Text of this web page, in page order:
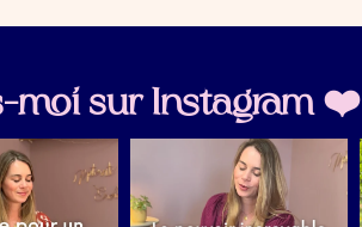
moi sur Instagram ❤️